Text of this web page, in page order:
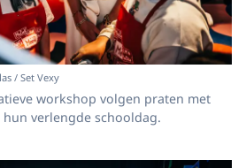
/ Set Vexy
workshop volgen praten met
verlengde schooldag.
Máxima bij inspiratiesessie Méér Kunst en